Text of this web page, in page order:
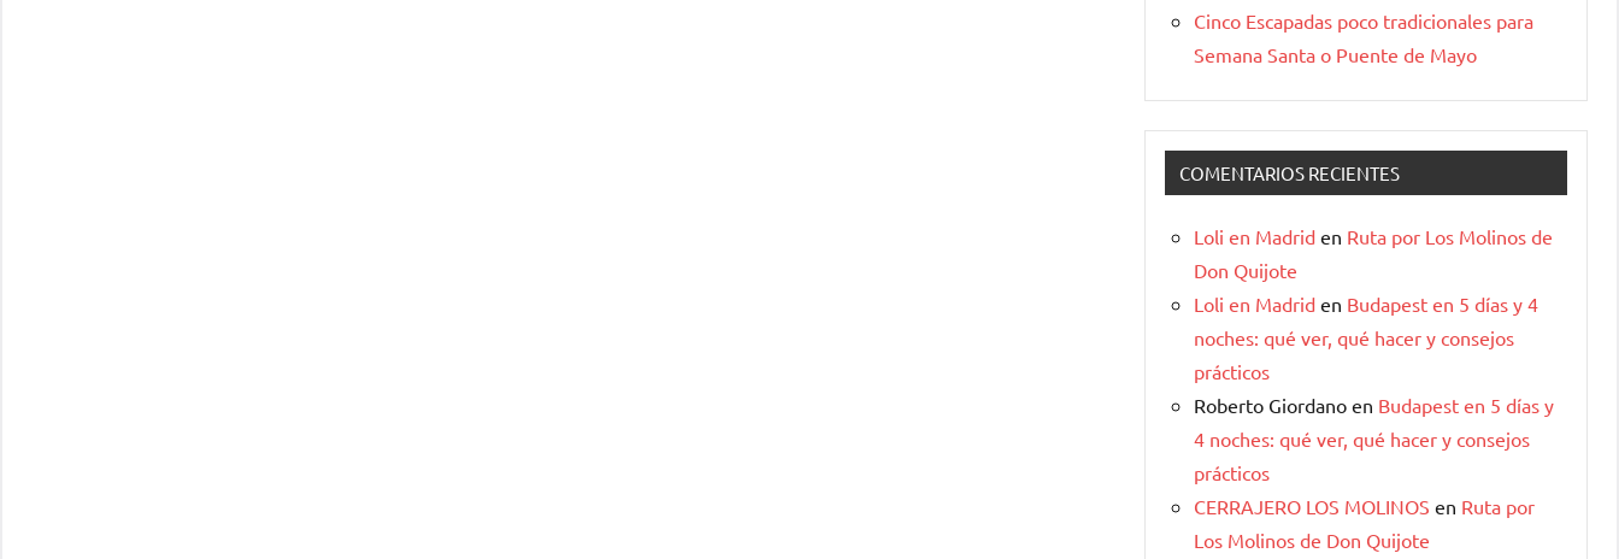
Cinco Escapadas poco tradicionales para
Semana Santa o Puente de Mayo
COMENTARIOS RECIENTES
Loli en Madrid en Ruta por Los Molinos de
Don Quijote
Loli en Madrid en Budapest en 5 días y 4
noches: qué ver, qué hacer y consejos
prácticos
Roberto Giordano en Budapest en 5 días y
4 noches: qué ver, qué hacer y consejos
prácticos
CERRAJERO LOS MOLINOS en Ruta por
Los Molinos de Don Quijote